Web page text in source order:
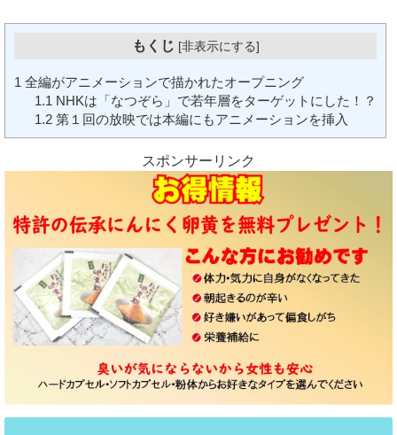
もくじ [非表示にする]
1 全編がアニメーションで描かれたオープニング
1.1 NHKは「なつぞら」で若年層をターゲットにした！？
1.2第１回の放映では本編にもアニメーションを挿入
スポンサーリンク